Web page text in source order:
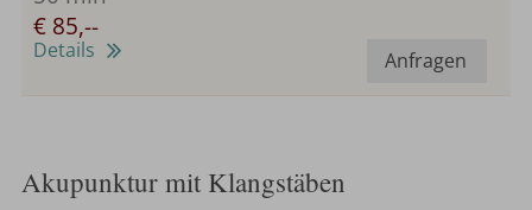
€ 85,--
Anfragen
Details
Akupunktur mit Klangstäben